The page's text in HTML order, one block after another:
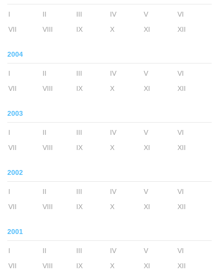
I II III IV V
VI
VII
VIII IX X XI XII
2004
I II III IV V
VI
VII
VIII IX X XI XII
2003
I II III IV V
VI
VII
VIII IX X XI XII
2002
I II III IV V
VI
VII
VIII IX X XI XII
2001
I II III IV V
VI
VII
VIII IX X XI XII